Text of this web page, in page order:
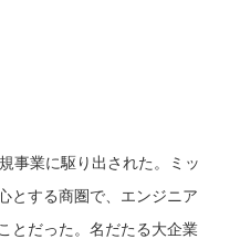
事業に駆り出された。ミッ
とする商圏で、エンジニア
とだった。名だたる大企業